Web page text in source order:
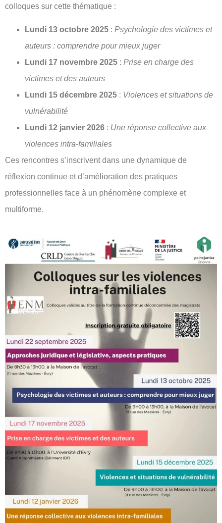
colloques sur cette thématique :
Lundi 13 octobre 2025 : Psychologie des victimes et
auteurs : comprendre pour mieux juger
Lundi 17 novembre 2025 : Prise en charge des
victimes et des auteurs
Lundi 15 décembre 2025 : Violences et situations de
vulnérabilité
Lundi 12 janvier 2026 : Une réponse collective aux
violences intra-familiales
Ces rencontres s’inscrivent dans une dynamique de
réflexion continue et d’amélioration des pratiques
professionnelles face à un phénomène complexe et
multiforme.